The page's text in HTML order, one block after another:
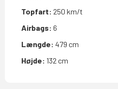
Topfart: 250 km/t
Airbags: 6
Længde: 479 cm
Højde: 132 cm